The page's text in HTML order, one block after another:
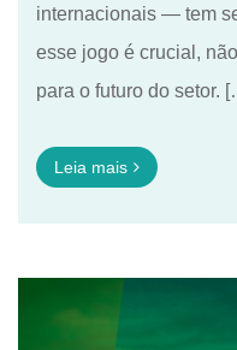
internacionais — tem
esse jogo é crucial,
para o futuro do setor.
Leia mais